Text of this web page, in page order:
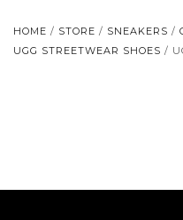
HOME / STORE / SNEAKERS /
UGG STREETWEAR SHOES /